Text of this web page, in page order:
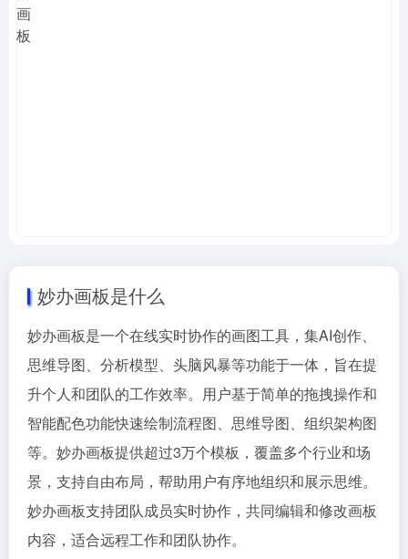
妙办画板是什么
妙办画板是一个在线实时协作的画图工具，集AI创作、
思维导图、分析模型、头脑风暴等功能于一体，旨在提
升个人和团队的工作效率。用户基于简单的拖拽操作和
智能配色功能快速绘制流程图、思维导图、组织架构图
等。妙办画板提供超过3万个模板，覆盖多个行业和场
景，支持自由布局，帮助用户有序地组织和展示思维。
妙办画板支持团队成员实时协作，共同编辑和修改画板
内容，适合远程工作和团队协作。